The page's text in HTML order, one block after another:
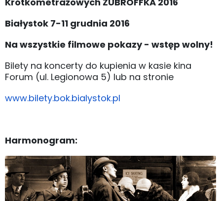
Białystok 7-11 grudnia 2016
Na wszystkie filmowe pokazy - wstęp wolny!
Bilety na koncerty do kupienia w kasie kina
Forum (ul. Legionowa 5) lub na stronie
www.bilety.bok.bialystok.pl
Harmonogram: